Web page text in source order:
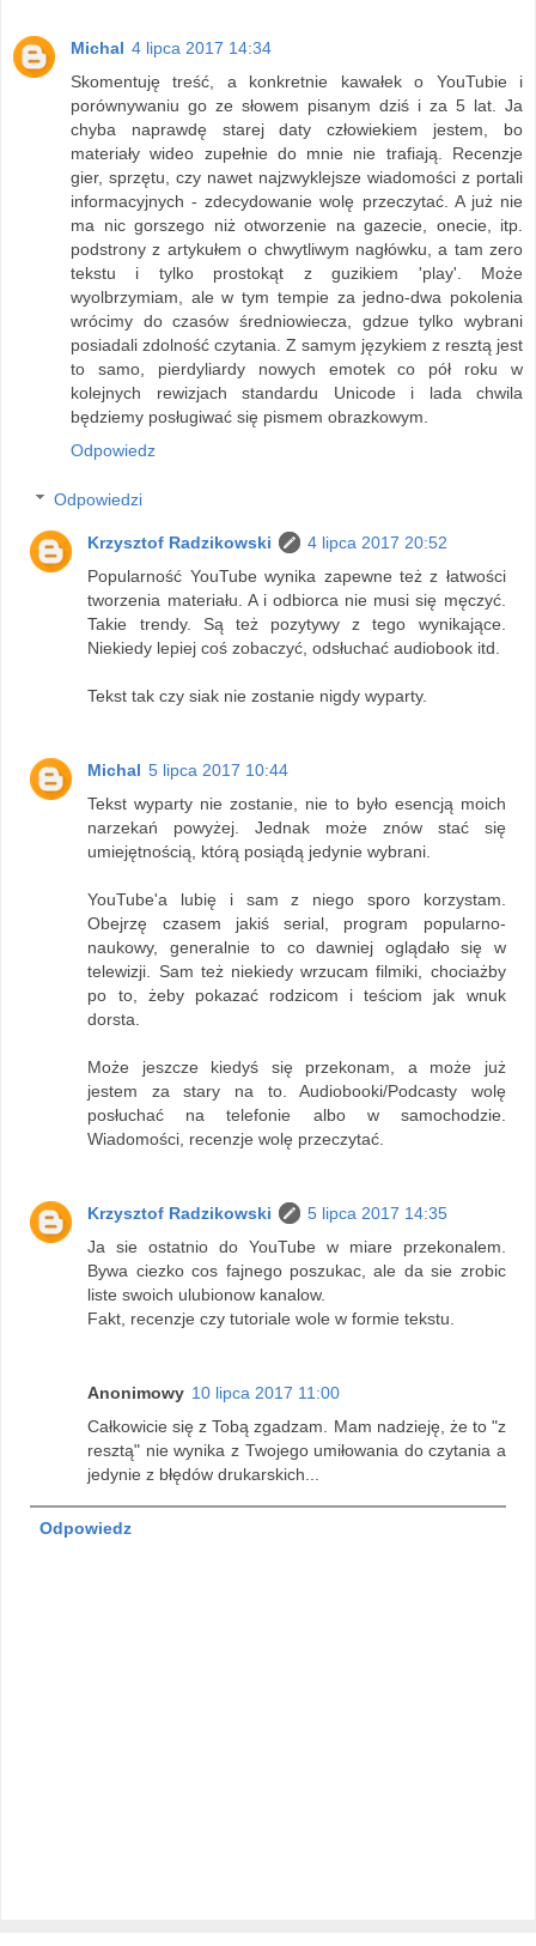
Michal 4 lipca 2017 14:34
Skomentuję treść, a konkretnie kawałek o YouTubie i
porównywaniu go ze słowem pisanym dziś i za 5 lat. Ja
chyba naprawdę starej daty człowiekiem jestem, bo
materiały wideo zupełnie do mnie nie trafiają. Recenzje
gier, sprzętu, czy nawet najzwyklejsze wiadomości z portali
informacyjnych - zdecydowanie wolę przeczytać. A już nie
ma nic gorszego niż otworzenie na gazecie, onecie, itp.
podstrony z artykułem o chwytliwym nagłówku, a tam zero
tekstu i tylko prostokąt z guzikiem 'play'. Może
wyolbrzymiam, ale w tym tempie za jedno-dwa pokolenia
wrócimy do czasów średniowiecza, gdzue tylko wybrani
posiadali zdolność czytania. Z samym językiem z resztą jest
to samo, pierdyliardy nowych emotek co pół roku w
kolejnych rewizjach standardu Unicode i lada chwila
będziemy posługiwać się pismem obrazkowym.
Odpowiedz
Odpowiedzi
Krzysztof Radzikowski
4 lipca 2017 20:52
Popularność YouTube wynika zapewne też z łatwości
tworzenia materiału. A i odbiorca nie musi się męczyć.
Takie trendy. Są też pozytywy z tego wynikające.
Niekiedy lepiej coś zobaczyć, odsłuchać audiobook itd.
Tekst tak czy siak nie zostanie nigdy wyparty.
Michal 5 lipca 2017 10:44
Tekst wyparty nie zostanie, nie to było esencją moich
narzekań powyżej. Jednak może znów stać się
umiejętnością, którą posiądą jedynie wybrani.
YouTube'a lubię i sam z niego sporo korzystam.
Obejrzę czasem jakiś serial, program popularno-
naukowy, generalnie to co dawniej oglądało się w
telewizji. Sam też niekiedy wrzucam filmiki, chociażby
po to, żeby pokazać rodzicom i teściom jak wnuk
dorsta.
Może jeszcze kiedyś się przekonam, a może już
jestem za stary na to. Audiobooki/Podcasty wolę
posłuchać na telefonie albo w samochodzie.
Wiadomości, recenzje wolę przeczytać.
Krzysztof Radzikowski
5 lipca 2017 14:35
Ja sie ostatnio do YouTube w miare przekonalem.
Bywa ciezko cos fajnego poszukac, ale da sie zrobic
liste swoich ulubionow kanalow.
Fakt, recenzje czy tutoriale wole w formie tekstu.
Anonimowy 10 lipca 2017 11:00
Całkowicie się z Tobą zgadzam. Mam nadzieję, że to "z
resztą" nie wynika z Twojego umiłowania do czytania a
jedynie z błędów drukarskich...
Odpowiedz